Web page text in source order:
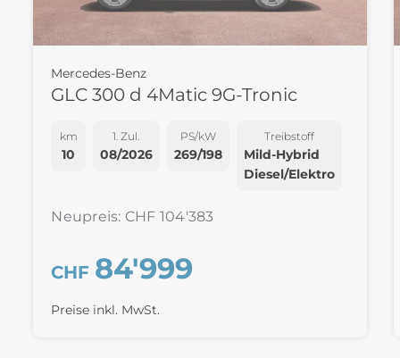
Mercedes-Benz
GLC 300 d 4Matic 9G-Tronic
km
10
1. Zul.
08/2026
PS/kW
269/198
Treibstoff
Mild-Hybrid
Diesel/Elektro
Neupreis: CHF 104'383
CHF 84'999
Preise inkl. MwSt.